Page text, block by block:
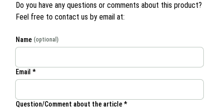
Do you have any questions or comments about this product?
Feel free to contact us by email at:
Name (optional)
Email *
Question/Comment about the article *